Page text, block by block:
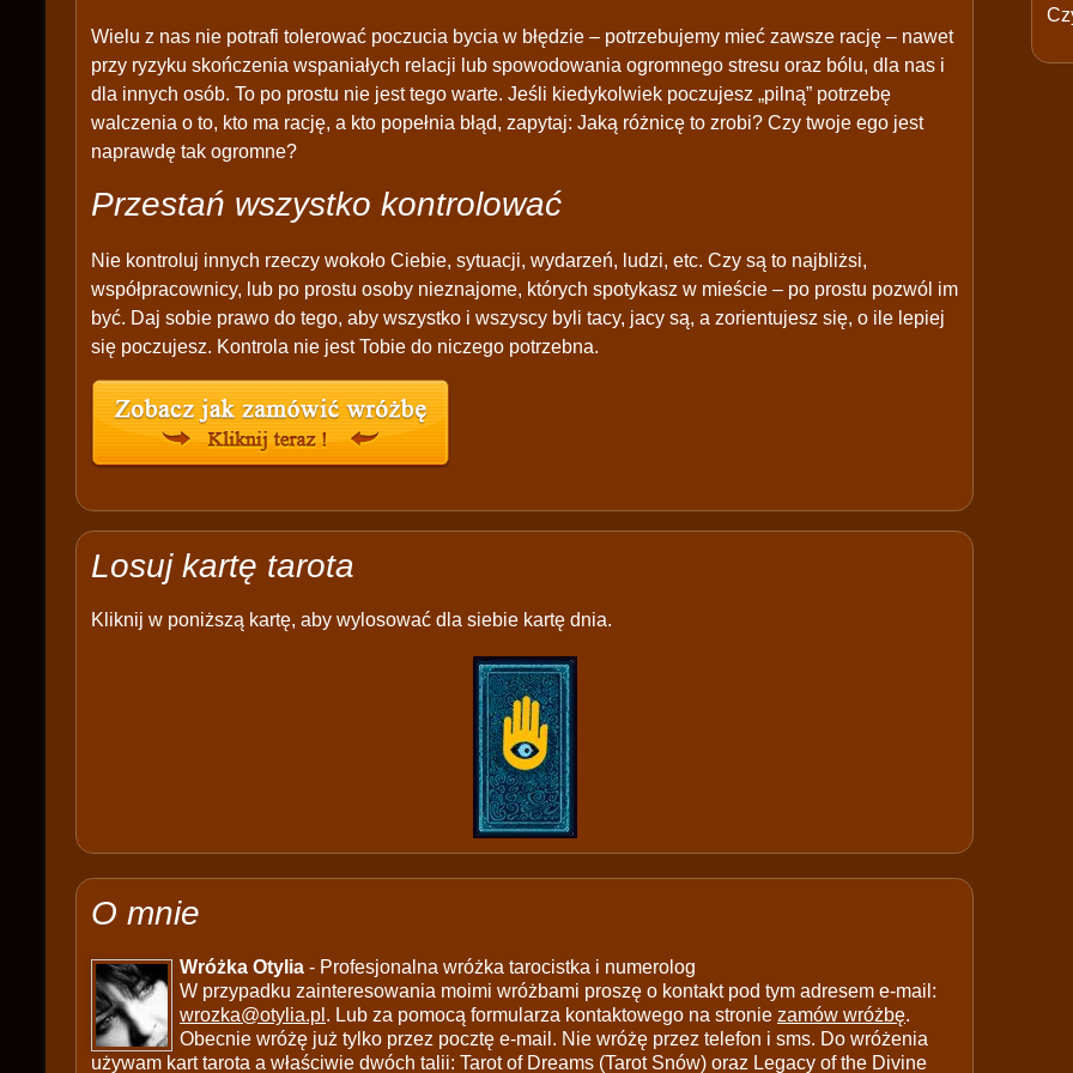
Wielu z nas nie potrafi tolerować poczucia bycia w błędzie – potrzebujemy mieć zawsze rację – nawet
przy ryzyku skończenia wspaniałych relacji lub spowodowania ogromnego stresu oraz bólu, dla nas i
dla innych osób. To po prostu nie jest tego warte. Jeśli kiedykolwiek poczujesz „pilną” potrzebę
walczenia o to, kto ma rację, a kto popełnia błąd, zapytaj: Jaką różnicę to zrobi? Czy twoje ego jest
naprawdę tak ogromne?
Przestań wszystko kontrolować
Nie kontroluj innych rzeczy wokoło Ciebie, sytuacji, wydarzeń, ludzi, etc. Czy są to najbliżsi,
współpracownicy, lub po prostu osoby nieznajome, których spotykasz w mieście – po prostu pozwól im
być. Daj sobie prawo do tego, aby wszystko i wszyscy byli tacy, jacy są, a zorientujesz się, o ile lepiej
się poczujesz. Kontrola nie jest Tobie do niczego potrzebna.
Losuj kartę tarota
Kliknij w poniższą kartę, aby wylosować dla siebie kartę dnia.
O mnie
Wróżka Otylia - Profesjonalna wróżka tarocistka i numerolog
W przypadku zainteresowania moimi wróżbami proszę o kontakt pod tym adresem e-mail:
wrozka@otylia.pl . Lub za pomocą formularza kontaktowego na stronie zamów wróżbę.
Obecnie wróżę już tylko przez pocztę e-mail. Nie wróżę przez telefon i sms. Do wróżenia
używam kart tarota a właściwie dwóch talii: Tarot of Dreams (Tarot Snów) oraz Legacy of the Divine